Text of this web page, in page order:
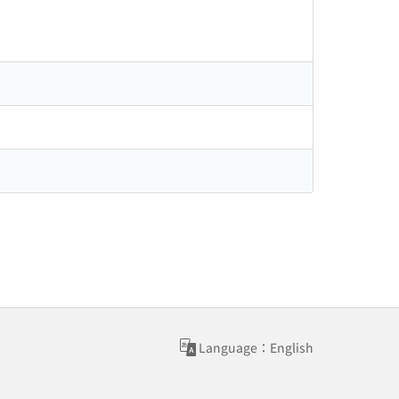
Language：English